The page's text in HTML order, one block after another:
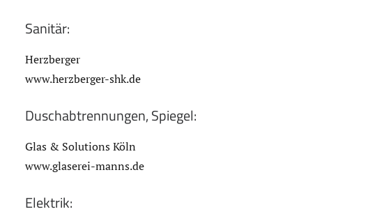
Sanitär:
Herzberger
www.herzberger-shk.de
Duschabtrennungen, Spiegel:
Glas & Solutions Köln
www.glaserei-manns.de
Elektrik: